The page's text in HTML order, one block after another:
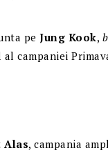
pe Jung Kook,
campaniei
Alas, campania